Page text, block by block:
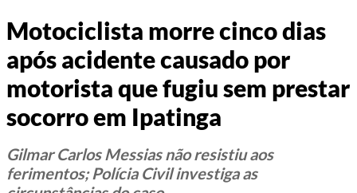
Motociclista morre cinco dias
após acidente causado por
motorista que fugiu sem prestar
socorro em Ipatinga
Gilmar Carlos Messias não resistiu aos
ferimentos; Polícia Civil investiga as